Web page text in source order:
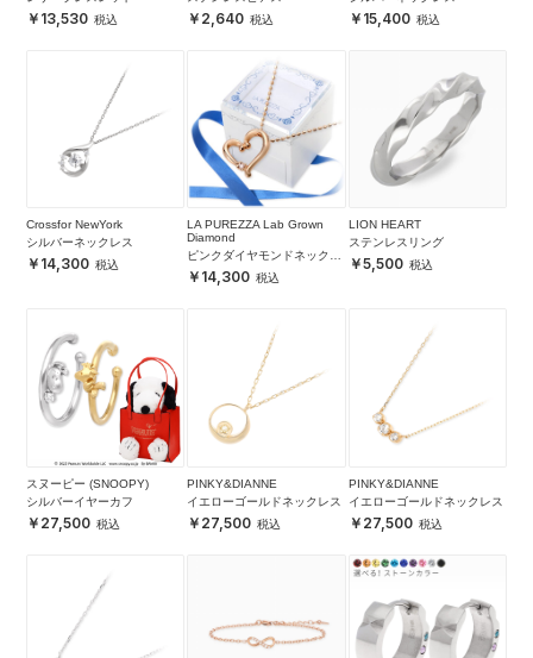
13,530 2,640 15,400
Crossfor NewYork
シルバーネックレス
14,300
LA PUREZZA Lab Grown
Diamond
ピンクダイヤモンドネックレ
ス 14,300
LION HEART
ステンレスリング
5,500
スヌーピー (SNOOPY)
シルバーイヤーカフ
27,500
PINKY&DIANNE
イエローゴールドネックレス
27,500
PINKY&DIANNE
イエローゴールドネックレス
27,500